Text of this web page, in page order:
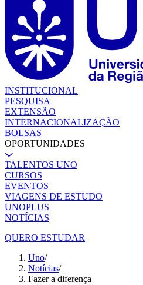
INSTITUCIONAL
PESQUISA
EXTENSÃO
INTERNACIONALIZAÇÃO
BOLSAS
OPORTUNIDADES
TALENTOS UNO
CURSOS
EVENTOS
VIAGENS DE ESTUDO
UNOPLUS
NOTÍCIAS
QUERO ESTUDAR
Uno/
Notícias/
Fazer a diferença